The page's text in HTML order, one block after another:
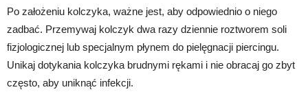
Po założeniu kolczyka, ważne jest, aby odpowiednio o niego
zadbać. Przemywaj kolczyk dwa razy dziennie roztworem soli
fizjologicznej lub specjalnym płynem do pielęgnacji piercingu.
Unikaj dotykania kolczyka brudnymi rękami i nie obracaj go zbyt
często, aby uniknąć infekcji.